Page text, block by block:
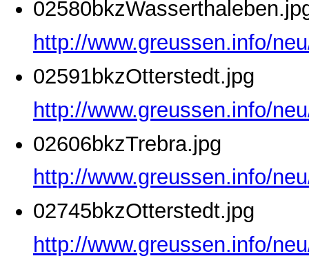
http://www.greussen.info/
02591bkzOtterstedt.jpg
http://www.greussen.info/
02606bkzTrebra.jpg
http://www.greussen.info/
02745bkzOtterstedt.jpg
http://www.greussen.info/